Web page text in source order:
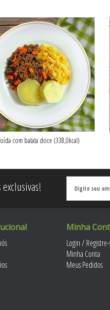
com batata doce (338,0kcal)
Minha
Login / Registre-
Minha Conta
Meus Pedidos